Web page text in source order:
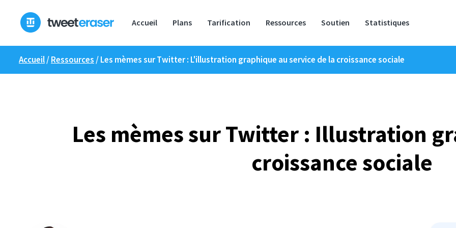
content
Accueil Plans Tarification Ressources Soutien Statistiques
Accueil/Ressources /Les mèmes sur Twitter : L'illustration graphique au service de la croissance sociale
Les mèmes sur Twitter : Illustration
croissance sociale